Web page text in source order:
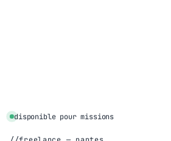
disponible pour missions